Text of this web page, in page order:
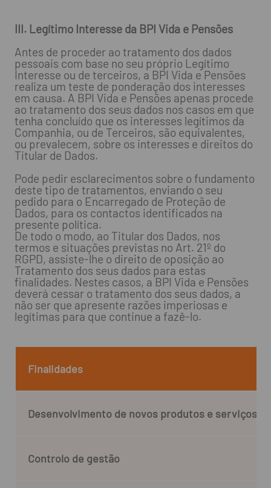
III. Legítimo Interesse da BPI Vida e Pensões
Antes de proceder ao tratamento dos dados
pessoais com base no seu próprio Legítimo
Interesse ou de terceiros, a BPI Vida e Pensões
realiza um teste de ponderação dos interesses
em causa. A BPI Vida e Pensões apenas procede
ao tratamento dos seus dados nos casos em que
tenha concluído que os interesses legítimos da
Companhia, ou de Terceiros, são equivalentes,
ou prevalecem, sobre os interesses e direitos do
Titular de Dados.
Pode pedir esclarecimentos sobre o fundamento
deste tipo de tratamentos, enviando o seu
pedido para o Encarregado de Proteção de
Dados, para os contactos identificados na
presente política.
De todo o modo, ao Titular dos Dados, nos
termos e situações previstas no Art. 21º do
RGPD, assiste-lhe o direito de oposição ao
Tratamento dos seus dados para estas
finalidades. Nestes casos, a BPI Vida e Pensões
deverá cessar o tratamento dos seus dados, a
não ser que apresente razões imperiosas e
legítimas para que continue a fazê-lo.
Finalidades
Desenvolvimento de novos produtos e serviços
Controlo de gestão